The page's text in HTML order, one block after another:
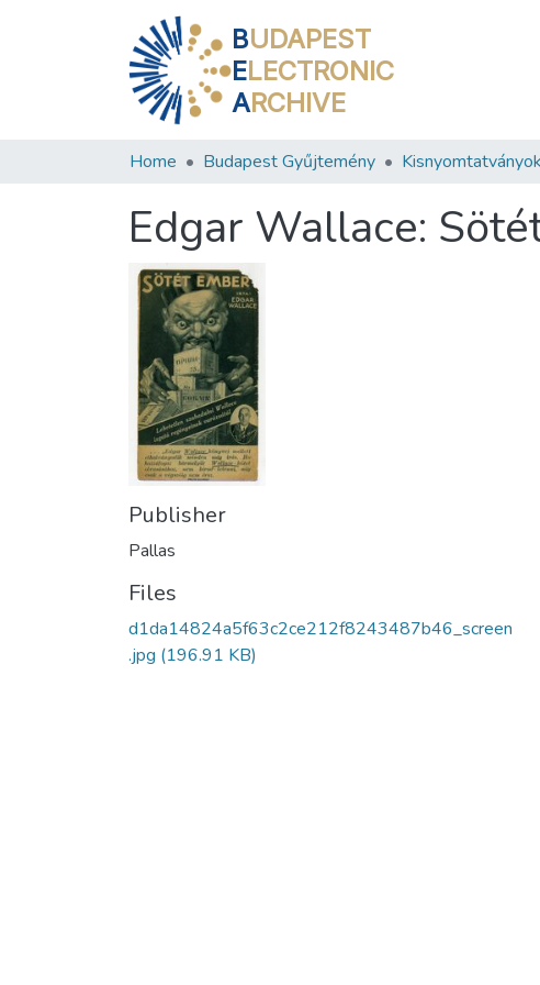
BUDAPEST
ELECTRONIC
ARCHIVE
Home Budapest Gyűjtemény Kisnyomtatványok
Edgar Wallace:
Publisher
Pallas
Files
d1da14824a5f63c2ce212f8243487b46_screen
.jpg (196.91 KB)